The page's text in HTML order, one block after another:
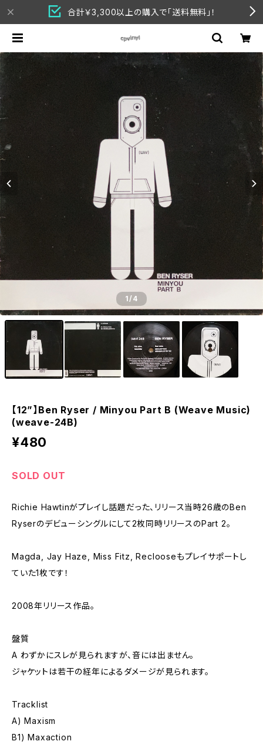
合計￥3,300以上の購入で「送料無料」！
1/4
【12”】Ben Ryser / Minyou Part B (Weave Music)
(weave-24B)
¥480
SOLD OUT
Richie Hawtinがプレイし話題だった、リリース当時26歳のBen
Ryserのデビューシングルにして2枚同時リリースのPart 2。
Magda, Jay Haze, Miss Fitz, Reclooseもプレイサポートし
ていた1枚です！
2008年リリース作品。
盤質
A わずかにスレが見られますが、音には出ません。
ジャケットは若干の経年によるダメージが見られます。
Tracklist
A) Maxism
B1) Maxaction